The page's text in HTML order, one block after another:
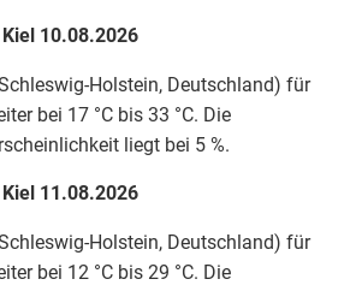
10.08.2026
Holstein, Deutschland) für
bei 17 °C bis 33 °C. Die
liegt bei 5 %.
11.08.2026
Holstein, Deutschland) für
bei 12 °C bis 29 °C. Die